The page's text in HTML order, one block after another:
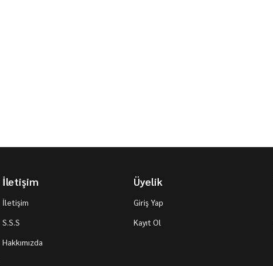
İletişim
İletişim
S.S.S
Hakkımızda
Üyelik
Giriş Yap
Kayıt Ol